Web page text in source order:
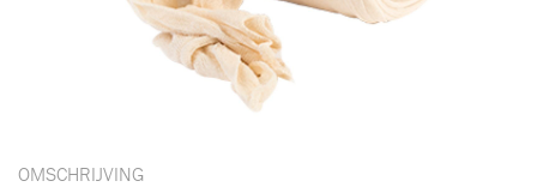
OMSCHRIJVING